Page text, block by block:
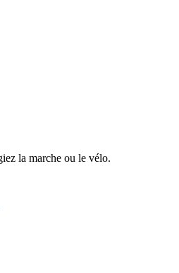
la marche ou le vélo.